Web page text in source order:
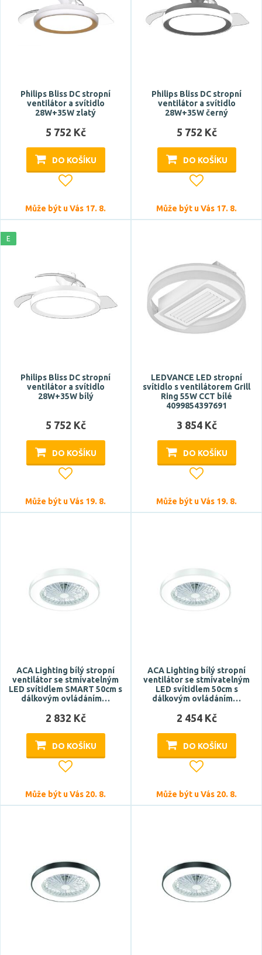
Philips Bliss DC stropní
ventilátor a svítidlo
28W+35W zlatý
5 752 Kč
DO KOŠÍKU
Může být u Vás 17. 8.
Philips Bliss DC stropní
ventilátor a svítidlo
28W+35W černý
5 752 Kč
DO KOŠÍKU
Může být u Vás 17. 8.
E
Philips Bliss DC stropní
ventilátor a svítidlo
28W+35W bílý
5 752 Kč
DO KOŠÍKU
Může být u Vás 19. 8.
LEDVANCE LED stropní
svítidlo s ventilátorem Grill
Ring 55W CCT bílé
4099854397691
3 854 Kč
DO KOŠÍKU
Může být u Vás 19. 8.
ACA Lighting bílý stropní
ventilátor se stmívatelným
LED svítidlem SMART 50cm s
dálkovým ovládáním…
2 832 Kč
DO KOŠÍKU
Může být u Vás 20. 8.
ACA Lighting bílý stropní
ventilátor se stmívatelným
LED svítidlem 50cm s
dálkovým ovládáním…
2 454 Kč
DO KOŠÍKU
Může být u Vás 20. 8.